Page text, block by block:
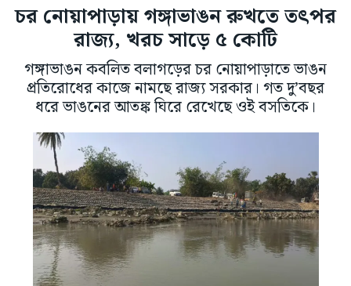
চর নোয়াপাড়ায় গঙ্গাভাঙন রুখতে তৎপর
রাজ্য, খরচ সাড়ে ৫ কোটি
গঙ্গাভাঙন কবলিত বলাগড়ের চর নোয়াপাড়াতে ভাঙন
প্রতিরোধের কাজে নামছে রাজ্য সরকার। গত দু’বছর
ধরে ভাঙনের আতঙ্ক ঘিরে রেখেছে ওই বসতিকে।